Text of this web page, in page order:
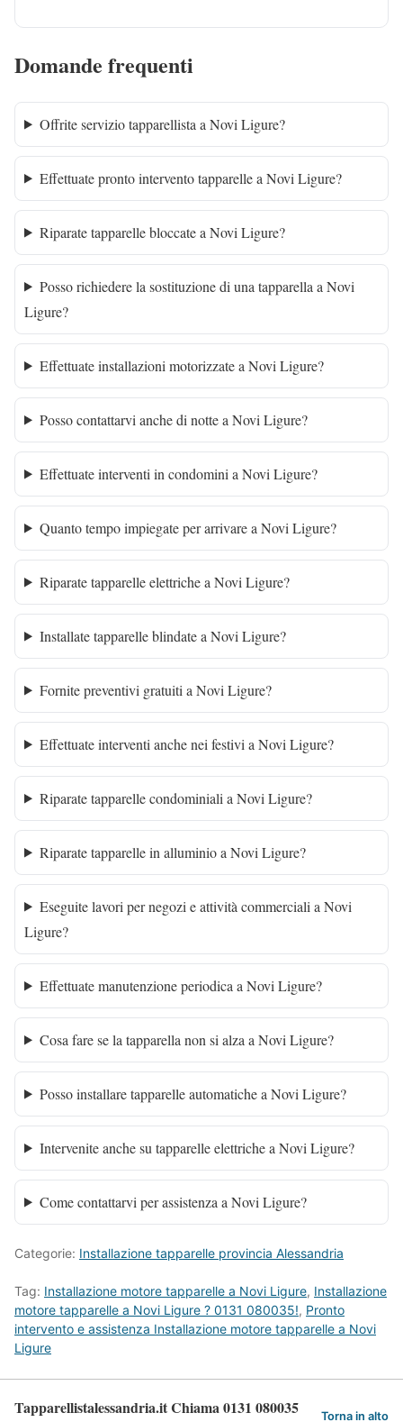
Domande frequenti
Offrite servizio tapparellista a Novi Ligure?
Effettuate pronto intervento tapparelle a Novi Ligure?
Riparate tapparelle bloccate a Novi Ligure?
Posso richiedere la sostituzione di una tapparella a Novi
Ligure?
Effettuate installazioni motorizzate a Novi Ligure?
Posso contattarvi anche di notte a Novi Ligure?
Effettuate interventi in condomini a Novi Ligure?
Quanto tempo impiegate per arrivare a Novi Ligure?
Riparate tapparelle elettriche a Novi Ligure?
Installate tapparelle blindate a Novi Ligure?
Fornite preventivi gratuiti a Novi Ligure?
Effettuate interventi anche nei festivi a Novi Ligure?
Riparate tapparelle condominiali a Novi Ligure?
Riparate tapparelle in alluminio a Novi Ligure?
Eseguite lavori per negozi e attività commerciali a Novi
Ligure?
Effettuate manutenzione periodica a Novi Ligure?
Cosa fare se la tapparella non si alza a Novi Ligure?
Posso installare tapparelle automatiche a Novi Ligure?
Intervenite anche su tapparelle elettriche a Novi Ligure?
Come contattarvi per assistenza a Novi Ligure?
Categorie: Installazione tapparelle provincia Alessandria
Tag: Installazione motore tapparelle a Novi Ligure, Installazione
motore tapparelle a Novi Ligure ? 0131 080035!, Pronto
intervento e assistenza Installazione motore tapparelle a Novi
Ligure
Tapparellistalessandria.it Chiama 0131 080035 Torna in alto